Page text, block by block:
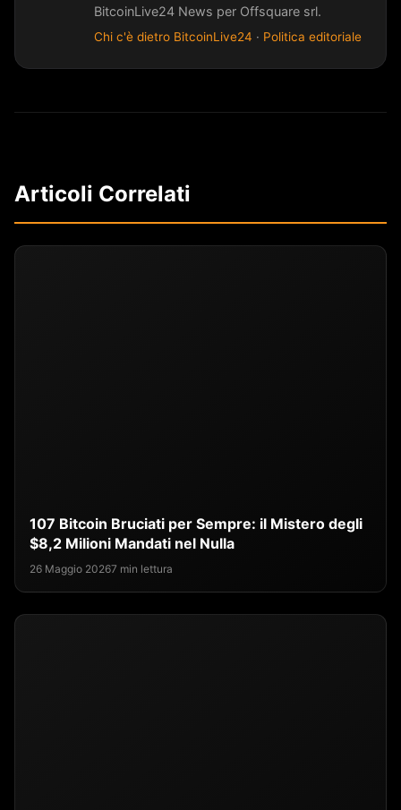
BitcoinLive24 News per Offsquare srl.
Chi c'è dietro BitcoinLive24 · Politica editoriale
Articoli Correlati
107 Bitcoin Bruciati per Sempre: il Mistero degli
$8,2 Milioni Mandati nel Nulla
26 Maggio 20267 min lettura